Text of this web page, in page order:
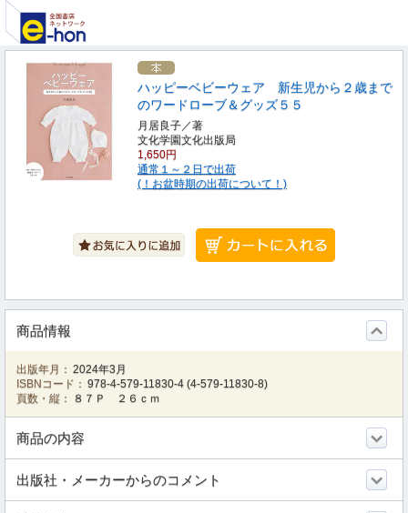
ハッピーベビーウェア 新生児から２歳まで
のワードローブ＆グッズ５５
月居良子／著
文化学園文化出版局
1,650円
通常１～２日で出荷
(！お盆時期の出荷について！)
商品情報
出版年月： 2024年3月
ISBNコード： 978-4-579-11830-4 (4-579-11830-8)
頁数・縦：
８７Ｐ ２６ｃｍ
商品の内容
出版社・メーカーからのコメント